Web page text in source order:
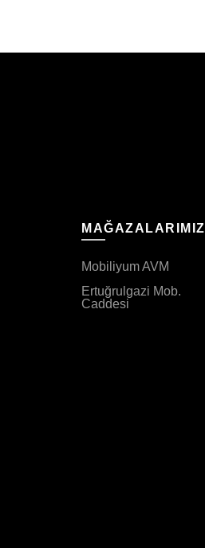
MAĞAZALARIMIZ
Mobiliyum AVM
Ertuğrulgazi Mob.
Caddesi